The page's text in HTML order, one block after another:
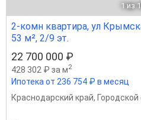
1 из
2-комн квартира, ул
53 м², 2/9 эт.
22 700 000 ₽
428 302 ₽ за м2
Ипотека от 236 754 ₽ в месяц
Краснодарский край, Городской